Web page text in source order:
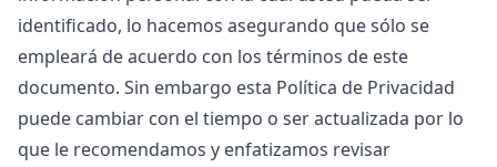
identificado, lo hacemos asegurando que sólo se
empleará de acuerdo con los términos de este
documento. Sin embargo esta Política de Privacidad
puede cambiar con el tiempo o ser actualizada por lo
que le recomendamos y enfatizamos revisar